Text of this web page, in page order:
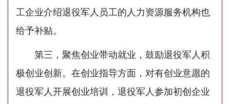
工企业介绍退役军人员工的人力资源服务机构也
给予补贴。
第三，聚焦创业带动就业，鼓励退役军人积
极创业创新。在创业指导方面，对有创业意愿的
退役军人开展创业培训，退役军人参加初创企业